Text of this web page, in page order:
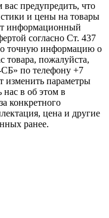
вас предупредить, что
и цены на товары
информационный
согласно Ст. 437
точную информацию о
товара, пожалуйста,
по телефону +7
изменить параметры
нас в об этом в
конкретного
цена и другие
ранее.